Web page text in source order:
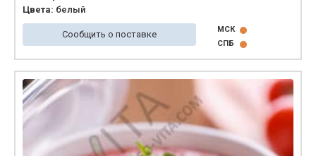
Цвета: белый
Сообщить о поставке
МСК
СПБ